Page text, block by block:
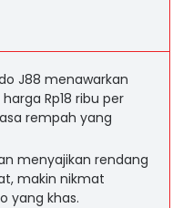
J88 menawarkan
Rp18 ribu per
rempah yang
menyajikan rendang
makin nikmat
yang khas.